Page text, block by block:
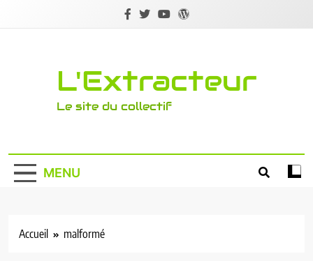
L'Extracteur
Le site du collectif
MENU
Accueil malformé